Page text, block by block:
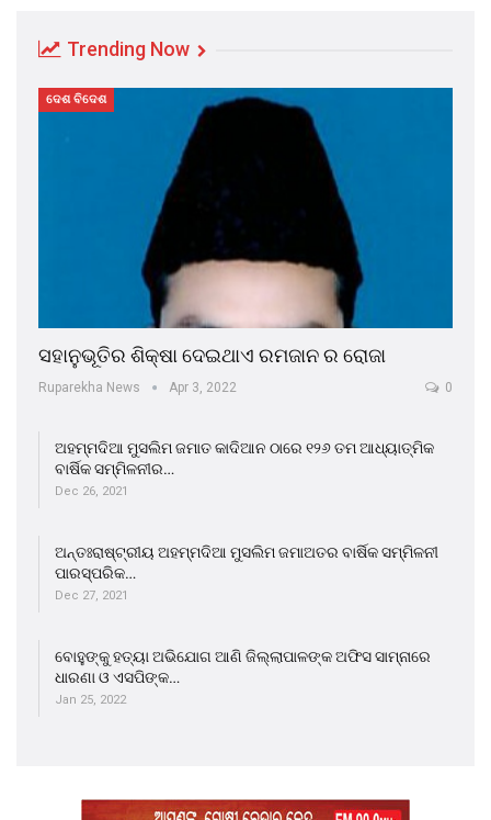
Trending Now
ଦେଶ ବିଦେଶ
ସହାନୁଭୂତିର ଶିକ୍ଷା ଦେଇଥାଏ ରମଜାନ ର ରୋଜା
Ruparekha News Apr 3, 2022 0
ଅହମ୍ମଦିଆ ମୁସଲିମ ଜମାତ କାଦିଆନ ଠାରେ ୧୨୬ ତମ ଆଧ୍ୟାତ୍ମିକ
ବାର୍ଷିକ ସମ୍ମିଳନୀର…
Dec 26, 2021
ଅନ୍ତଃରାଷ୍ଟ୍ରୀୟ ଅହମ୍ମଦିଆ ମୁସଲିମ ଜମାଅତର ବାର୍ଷିକ ସମ୍ମିଳନୀ
ପାରସ୍ପରିକ…
Dec 27, 2021
ବୋହୁଙ୍କୁ ହତ୍ୟା ଅଭିଯୋଗ ଆଣି ଜିଲ୍ଲାପାଳଙ୍କ ଅଫିସ ସାମ୍ନାରେ
ଧାରଣା ଓ ଏସପିଙ୍କ…
Jan 25, 2022